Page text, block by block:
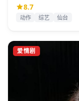
8.7
动作 综艺 仙台
爱情剧